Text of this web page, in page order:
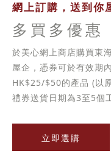
網上訂購，送到你
多買多優惠
於美心網上商店購買東
屋企，憑券可於有效期
HK$25/$50的產品 (以
禮券送貨日期為3至5個
立即選購